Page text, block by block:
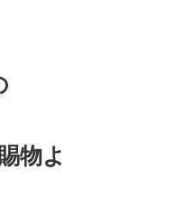
物よ